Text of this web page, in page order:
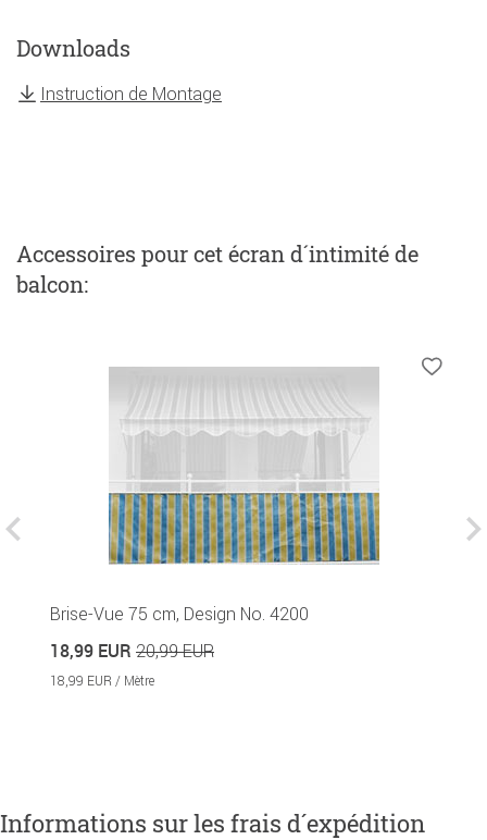
Downloads
Instruction de Montage
Accessoires pour cet écran d´intimité de
balcon:
Brise-Vue 75 cm, Design No. 4200
18,99 EUR 20,99 EUR
18,99 EUR / Mètre
Informations sur les frais d´expédition